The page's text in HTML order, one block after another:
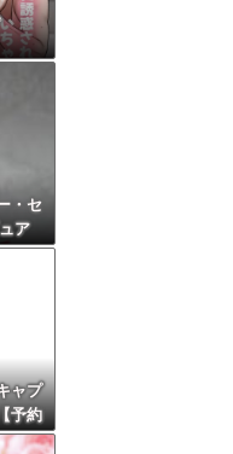
・セ
ア
ャプ
予約